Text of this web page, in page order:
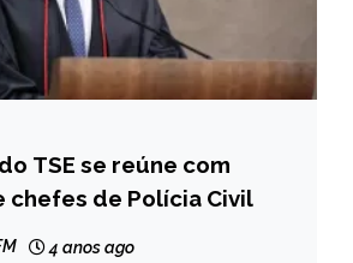
TSE se reúne com
chefes de Polícia Civil
4 anos ago